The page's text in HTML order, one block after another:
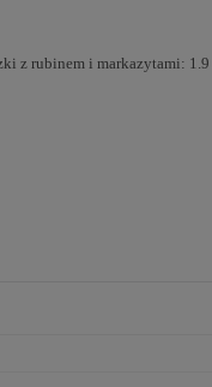
z rubinem i markazytami: